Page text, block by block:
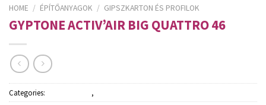
HOME / ÉPÍTŐANYAGOK / GIPSZKARTON ÉS PROFILOK
GYPTONE ACTIV’AIR BIG QUATTRO 46
Categories: ,